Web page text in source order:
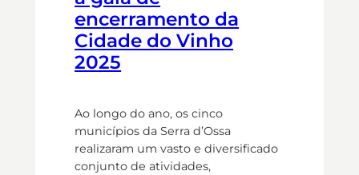
encerramento da
Cidade do Vinho
2025
Ao longo do ano, os cinco
municípios da Serra d’Ossa
realizaram um vasto e diversificado
conjunto de atividades,